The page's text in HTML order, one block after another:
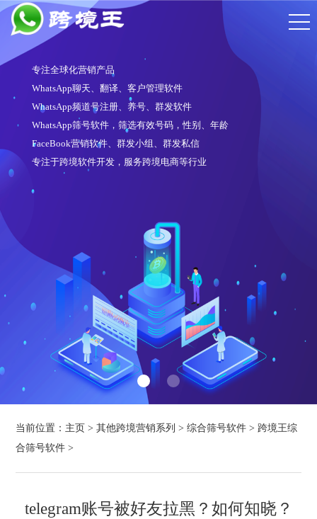
专注全球化营销产品
WhatsApp聊天、翻译、客户管理软件
WhatsApp频道号注册、养号、群发软件
WhatsApp筛号软件，筛选有效号码，性别、年龄
FaceBook营销软件、群发小组、群发私信
专注于跨境软件开发，服务跨境电商等行业
当前位置： 主页 >其他跨境营销系列 >综合筛号软件 >跨境王综
合筛号软件 >
telegram账号被好友拉黑？如何知晓？